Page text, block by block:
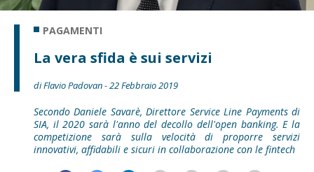
PAGAMENTI
La vera sfida è sui servizi
di Flavio Padovan - 22 Febbraio 2019
Secondo Daniele Savarè, Direttore Service Line Payments di
SIA, il 2020 sarà l'anno del decollo dell'open banking. E la
competizione sarà sulla velocità di proporre servizi
innovativi, affidabili e sicuri in collaborazione con le fintech